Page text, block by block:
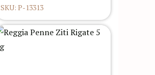
SKU: P-13313